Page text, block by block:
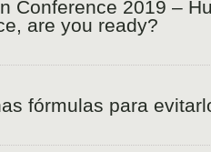
Conference 2019 –
are you ready?
fórmulas para